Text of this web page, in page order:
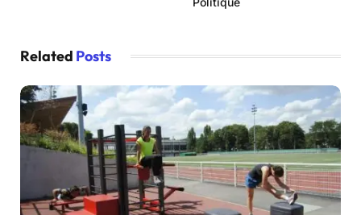
Related Posts